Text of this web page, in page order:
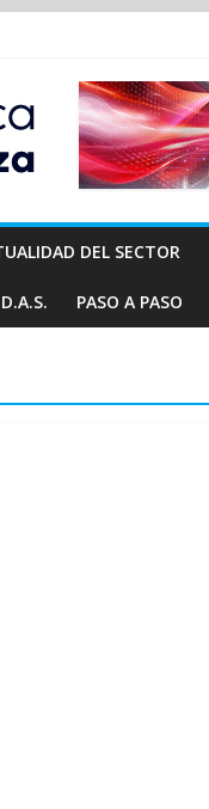
DEL SECTOR
PASO A PASO